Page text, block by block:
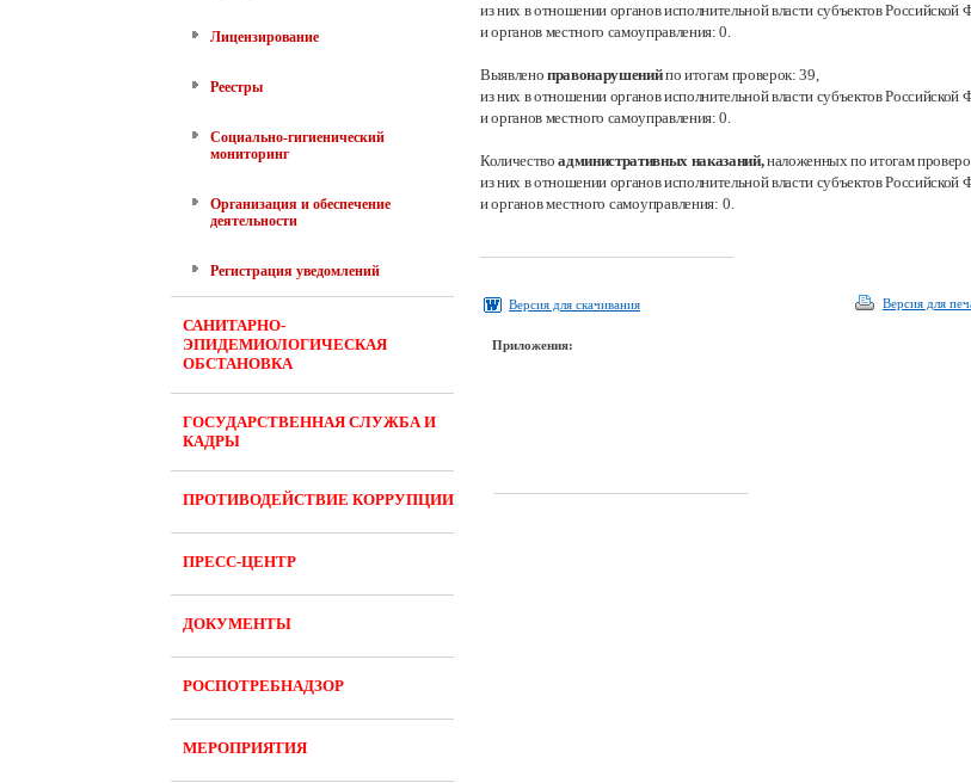
Лицензирование
Реестры
Социально-гигиенический
мониторинг
Организация и обеспечение
деятельности
Регистрация уведомлений
САНИТАРНО-
ЭПИДЕМИОЛОГИЧЕСКАЯ
ОБСТАНОВКА
ГОСУДАРСТВЕННАЯ СЛУЖБА И
КАДРЫ
ПРОТИВОДЕЙСТВИЕ КОРРУПЦИИ
ПРЕСС-ЦЕНТР
ДОКУМЕНТЫ
РОСПОТРЕБНАДЗОР
МЕРОПРИЯТИЯ
из них в отношении органов исполнительной власти субъектов Российской
и органов местного самоуправления:0.
Выявлено правонарушенийпо итогам проверок:39,
из них в отношении органов исполнительной власти субъектов Российской
и органов местного самоуправления:0.
Количествоадминистративных наказаний,наложенных по итогам
из них в отношении органов исполнительной власти субъектов Российской
и органов местного самоуправления: 0.
Версия для скачивания Версия для
Приложения: